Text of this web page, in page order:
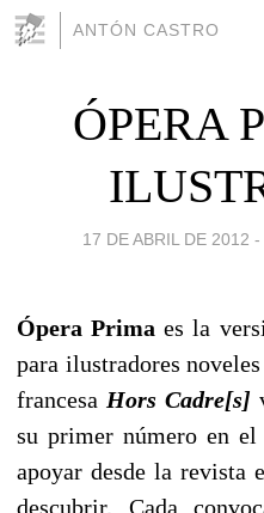
ANTÓN CASTRO
ÓPERA
17 DE ABRIL DE 2012
Ópera Prima es la
para ilustradores noveles
francesa Hors Cadre[s]
su primer número en
apoyar desde la revista
descubrir. Cada